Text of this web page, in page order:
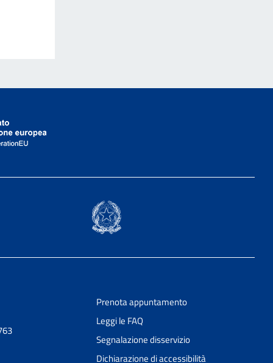
Prenota appuntamento
Leggi le FAQ
Segnalazione disservizio
Dichiarazione di accessibilità